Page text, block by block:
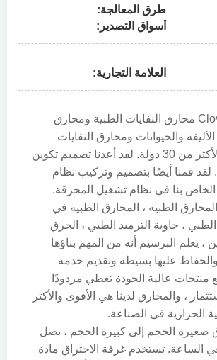
طرق المعالجة:
أسواق التصدير:
العلامة التجارية:
توفر شركة Clover محارق النفايات الطبية ومحارق
والحيوانات ومحارق النفايات
الصلبة الأخرى لأكثر من 30 دولة. لقد أعدنا تصميم تكوين
لقد قمنا أيضًا بتصميم وتركيب نظام
الكمبيوتر PLC الخاص بنا في نظام تشغيل المحرقة.
الطبية ، المحارق الطبية في
، حاوية الترميد الطبي ، الحرق
، يعلم البرسيم أنه من المهم بناؤها
عليها بسيطة وتقديم خدمة
منتجات عالية الجودة تعطي مردودًا
، والمحارق لدينا هي الأقوى والأكثر
الحرارية في الصناعة.
الحجم إلى كبيرة الحجم ، تصل
كجم في الساعة. تستخدم غرفة الاحتراق مادة